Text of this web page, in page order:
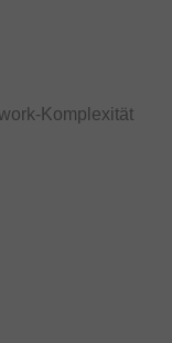
Komplexität